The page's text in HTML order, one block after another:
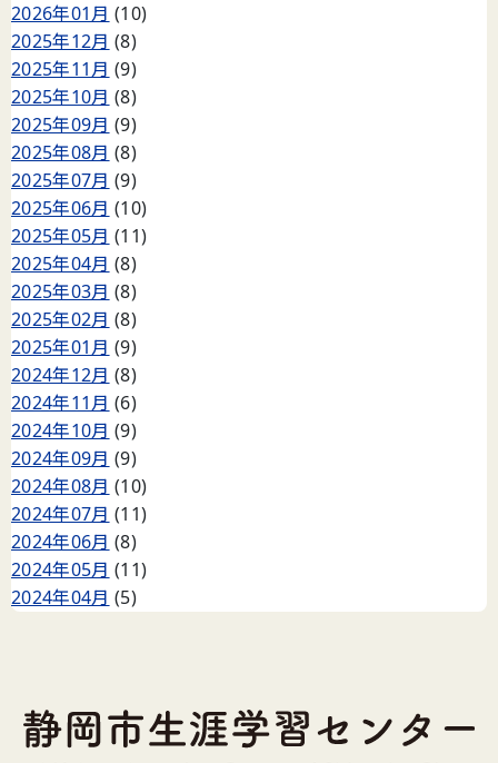
2026年01月 (10)
2025年12月 (8)
2025年11月 (9)
2025年10月 (8)
2025年09月 (9)
2025年08月 (8)
2025年07月 (9)
2025年06月 (10)
2025年05月 (11)
2025年04月 (8)
2025年03月 (8)
2025年02月 (8)
2025年01月 (9)
2024年12月 (8)
2024年11月 (6)
2024年10月 (9)
2024年09月 (9)
2024年08月 (10)
2024年07月 (11)
2024年06月 (8)
2024年05月 (11)
2024年04月 (5)